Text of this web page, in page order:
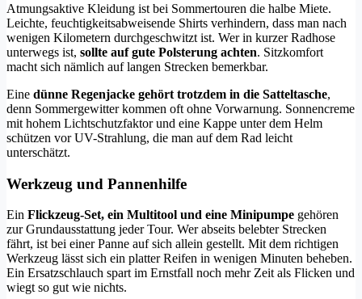
Atmungsaktive Kleidung ist bei Sommertouren die halbe Miete.
Leichte, feuchtigkeitsabweisende Shirts verhindern, dass man nach
wenigen Kilometern durchgeschwitzt ist. Wer in kurzer Radhose
unterwegs ist, sollte auf gute Polsterung achten. Sitzkomfort
macht sich nämlich auf langen Strecken bemerkbar.
Eine dünne Regenjacke gehört trotzdem in die Satteltasche,
denn Sommergewitter kommen oft ohne Vorwarnung. Sonnencreme
mit hohem Lichtschutzfaktor und eine Kappe unter dem Helm
schützen vor UV-Strahlung, die man auf dem Rad leicht
unterschätzt.
Werkzeug und Pannenhilfe
Ein Flickzeug-Set, ein Multitool und eine Minipumpe gehören
zur Grundausstattung jeder Tour. Wer abseits belebter Strecken
fährt, ist bei einer Panne auf sich allein gestellt. Mit dem richtigen
Werkzeug lässt sich ein platter Reifen in wenigen Minuten beheben.
Ein Ersatzschlauch spart im Ernstfall noch mehr Zeit als Flicken und
wiegt so gut wie nichts.